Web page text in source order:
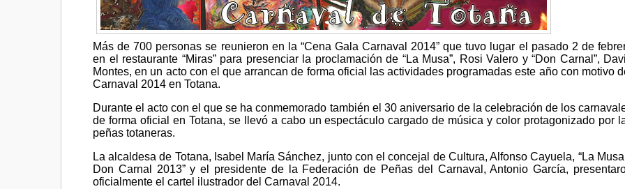
Más de 700 personas se reunieron en la “Cena Gala Carnaval 2014” que tuvo lugar el pasado 2 de
en el restaurante “Miras” para presenciar la proclamación de “La Musa”, Rosi Valero y “Don Carnal”,
Montes, en un acto con el que arrancan de forma oficial las actividades programadas este año con motivo
Carnaval 2014 en Totana.
Durante el acto con el que se ha conmemorado también el 30 aniversario de la celebración de los
de forma oficial en Totana, se llevó a cabo un espectáculo cargado de música y color protagonizado por
peñas totaneras.
La alcaldesa de Totana, Isabel María Sánchez, junto con el concejal de Cultura, Alfonso Cayuela, “La
Don Carnal 2013” y el presidente de la Federación de Peñas del Carnaval, Antonio García,
oficialmente el cartel ilustrador del Carnaval 2014.